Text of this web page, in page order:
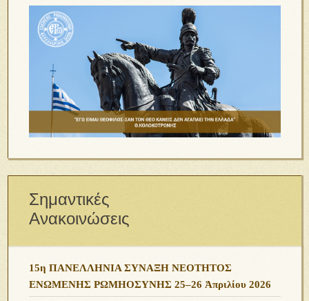
Σημαντικές
Ανακοινώσεις
15η ΠΑΝΕΛΛΗΝΙΑ ΣΥΝΑΞΗ ΝΕΟΤΗΤΟΣ
ΕΝΩΜΕΝΗΣ ΡΩΜΗΟΣΥΝΗΣ 25–26 Ἀπριλίου 2026